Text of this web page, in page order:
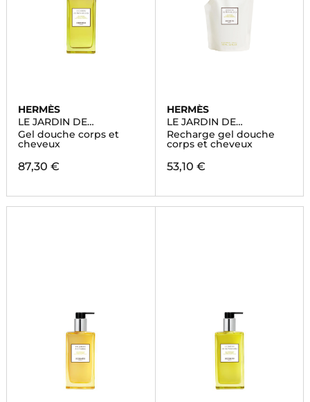
HERMÈS
LE JARDIN DE
MONSIEUR LI
Gel douche corps et
cheveux
87,30 €
HERMÈS
LE JARDIN DE
MONSIEUR LI
Recharge gel douche
corps et cheveux
53,10 €